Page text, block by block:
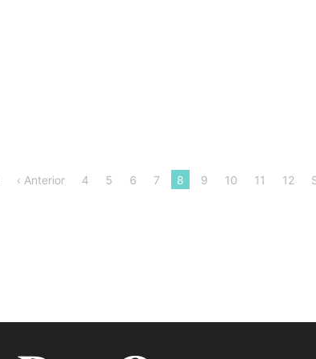
‹ Anterior 4 5 6 7 8 9 10 11 12